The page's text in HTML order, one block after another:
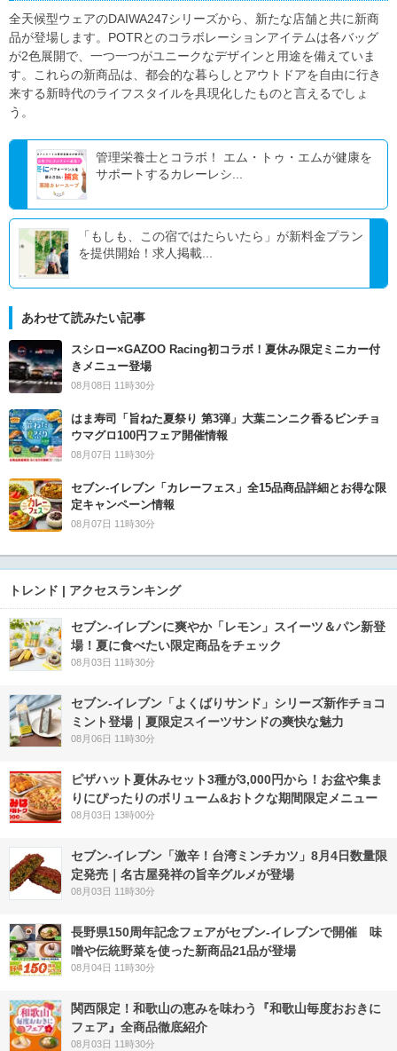
全天候型ウェアのDAIWA247シリーズから、新たな店舗と共に新商
品が登場します。POTRとのコラボレーションアイテムは各バッグ
が2色展開で、一つ一つがユニークなデザインと用途を備えていま
す。これらの新商品は、都会的な暮らしとアウトドアを自由に行き
来する新時代のライフスタイルを具現化したものと言えるでしょ
う。
管理栄養士とコラボ！ エム・トゥ・エムが健康を
サポートするカレーレシ...
「もしも、この宿ではたらいたら」が新料金プラン
を提供開始！求人掲載...
あわせて読みたい記事
スシロー×GAZOO Racing初コラボ！夏休み限定ミニカー付
きメニュー登場
08月08日 11時30分
はま寿司「旨ねた夏祭り 第3弾」大葉ニンニク香るビンチョ
ウマグロ100円フェア開催情報
08月07日 11時30分
セブン‐イレブン「カレーフェス」全15品商品詳細とお得な限
定キャンペーン情報
08月07日 11時30分
トレンド | アクセスランキング
セブン‐イレブンに爽やか「レモン」スイーツ＆パン新登
場！夏に食べたい限定商品をチェック
08月03日 11時30分
セブン‐イレブン「よくばりサンド」シリーズ新作チョコ
ミント登場｜夏限定スイーツサンドの爽快な魅力
08月06日 11時30分
ピザハット夏休みセット3種が3,000円から！お盆や集ま
りにぴったりのボリューム&おトクな期間限定メニュー
08月03日 13時00分
セブン-イレブン「激辛！台湾ミンチカツ」8月4日数量限
定発売｜名古屋発祥の旨辛グルメが登場
08月03日 11時30分
長野県150周年記念フェアがセブン-イレブンで開催 味
噌や伝統野菜を使った新商品21品が登場
08月04日 11時30分
関西限定！和歌山の恵みを味わう『和歌山毎度おおきに
フェア』全商品徹底紹介
08月03日 11時30分